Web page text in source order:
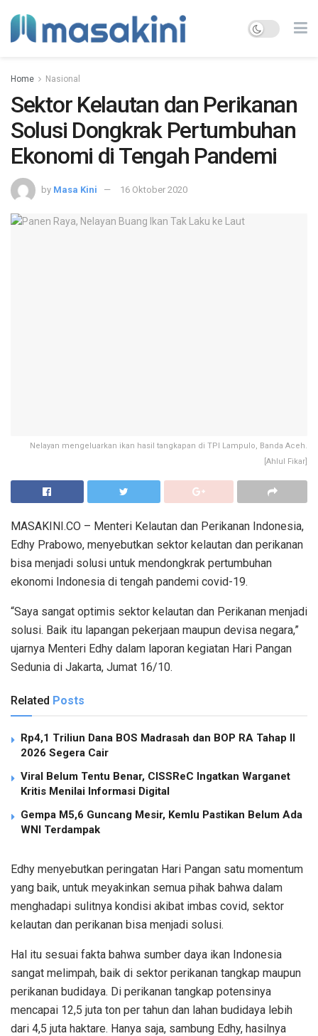
Home Nasional
Sektor Kelautan dan Perikanan
Solusi Dongkrak Pertumbuhan
Ekonomi di Tengah Pandemi
by Masa Kini 16 Oktober 2020
Nelayan mengeluarkan ikan hasil tangkapan di TPI Lampulo, Banda Aceh.
[Ahlul Fikar]
MASAKINI.CO – Menteri Kelautan dan Perikanan Indonesia,
Edhy Prabowo, menyebutkan sektor kelautan dan perikanan
bisa menjadi solusi untuk mendongkrak pertumbuhan
ekonomi Indonesia di tengah pandemi covid-19.
“Saya sangat optimis sektor kelautan dan Perikanan menjadi
solusi. Baik itu lapangan pekerjaan maupun devisa negara,”
ujarnya Menteri Edhy dalam laporan kegiatan Hari Pangan
Sedunia di Jakarta, Jumat 16/10.
Related Posts
Rp4,1 Triliun Dana BOS Madrasah dan BOP RA Tahap II
2026 Segera Cair
Viral Belum Tentu Benar, CISSReC Ingatkan Warganet
Kritis Menilai Informasi Digital
Gempa M5,6 Guncang Mesir, Kemlu Pastikan Belum Ada
WNI Terdampak
Edhy menyebutkan peringatan Hari Pangan satu momentum
yang baik, untuk meyakinkan semua pihak bahwa dalam
menghadapi sulitnya kondisi akibat imbas covid, sektor
kelautan dan perikanan bisa menjadi solusi.
Hal itu sesuai fakta bahwa sumber daya ikan Indonesia
sangat melimpah, baik di sektor perikanan tangkap maupun
perikanan budidaya. Di perikanan tangkap potensinya
mencapai 12,5 juta ton per tahun dan lahan budidaya lebih
dari 4,5 juta haktare. Hanya saja, sambung Edhy, hasilnya